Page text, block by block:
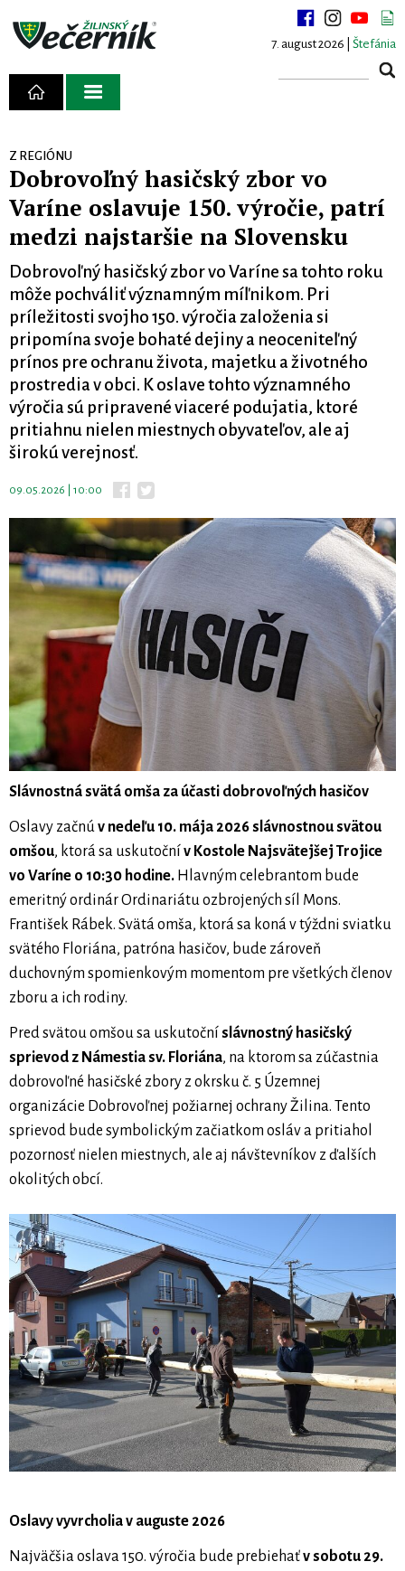
7. august 2026 | Štefánia
Z REGIÓNU
Dobrovoľný hasičský zbor vo
Varíne oslavuje 150. výročie, patrí
medzi najstaršie na Slovensku
Dobrovoľný hasičský zbor vo Varíne sa tohto roku
môže pochváliť významným míľnikom. Pri
príležitosti svojho 150. výročia založenia si
pripomína svoje bohaté dejiny a neoceniteľný
prínos pre ochranu života, majetku a životného
prostredia v obci. K oslave tohto významného
výročia sú pripravené viaceré podujatia, ktoré
pritiahnu nielen miestnych obyvateľov, ale aj
širokú verejnosť.
09.05.2026 | 10:00
Slávnostná svätá omša za účasti dobrovoľných hasičov
Oslavy začnúv nedeľu 10. mája 2026 slávnostnou svätou
omšou, ktorá sa uskutoční v Kostole Najsvätejšej Trojice
vo Varíne o 10:30 hodine. Hlavným celebrantom bude
emeritný ordinár Ordinariátu ozbrojených síl Mons.
František Rábek. Svätá omša, ktorá sa koná v týždni sviatku
svätého Floriána, patróna hasičov, bude zároveň
duchovným spomienkovým momentom pre všetkých členov
zboru a ich rodiny.
Pred svätou omšou sa uskutoční slávnostný hasičský
sprievod z Námestia sv. Floriána, na ktorom sa zúčastnia
dobrovoľné hasičské zbory z okrsku č. 5 Územnej
organizácie Dobrovoľnej požiarnej ochrany Žilina. Tento
sprievod bude symbolickým začiatkom osláv a pritiahol
pozornosť nielen miestnych, ale aj návštevníkov z ďalších
okolitých obcí.
Oslavy vyvrcholia v auguste 2026
Najväčšia oslava 150. výročia bude prebiehaťv sobotu 29.